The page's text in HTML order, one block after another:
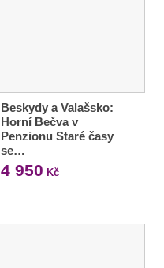
Beskydy a Valašsko:
Horní Bečva v
Penzionu Staré časy
se…
4 950 Kč